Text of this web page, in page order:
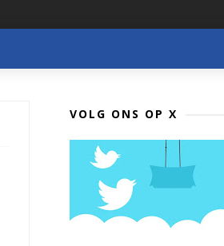
VOLG ONS OP X